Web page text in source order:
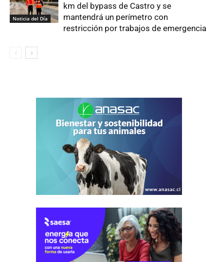
Noticia del Día
km del bypass de Castro y se
mantendrá un perímetro con
restricción por trabajos de emergencia